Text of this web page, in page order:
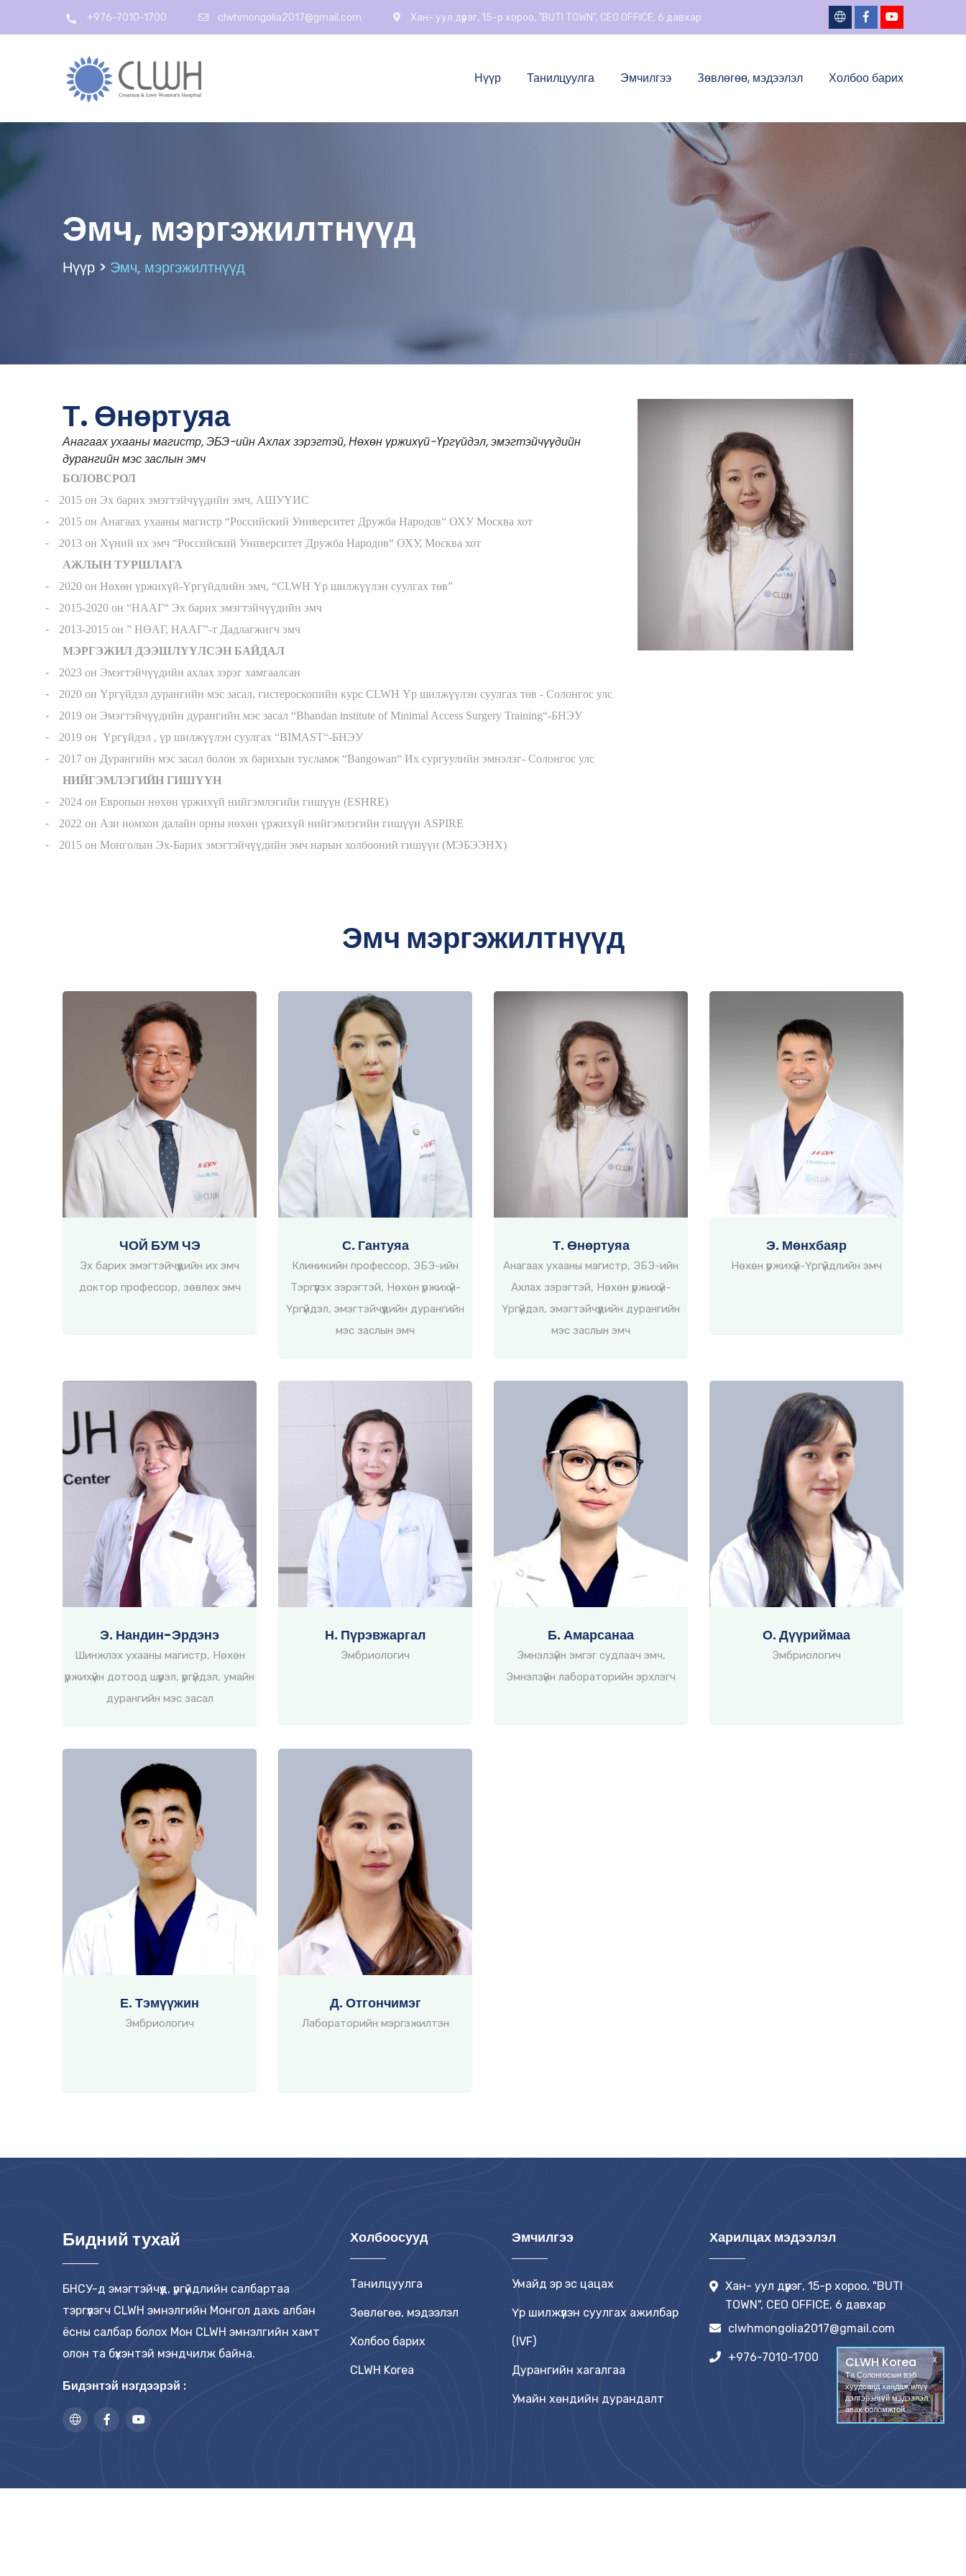
+976-7010-1700 clwhmongolia2017@gmail.com Хан- уул дүүрэг, 15-р хороо, "BUTI TOWN", CEO OFFICE, 6 давхар
Нүүр Танилцуулга Эмчилгээ Зөвлөгөө, мэдээлэл Холбоо барих
Эмч, мэргэжилтнүүд
Нүүр > Эмч, мэргэжилтнүүд
Т. Өнөртуяа
Анагаах ухааны магистр, ЭБЭ-ийн Ахлах зэрэгтэй, Нөхөн үржихүй-Үргүйдэл, эмэгтэйчүүдийн
дурангийн мэс заслын эмч
БОЛОВСРОЛ
-
2015 он Эх барих эмэгтэйчүүдийн эмч, АШУҮИС
-
2015 он Анагаах ухааны магистр “Российский Университет Дружба Народов“ ОХУ Москва хот
-
2013 он Хүний их эмч “Российский Университет Дружба Народов“ ОХУ, Москва хот
АЖЛЫН ТУРШЛАГА
-
2020 он Нөхөн үржихүй-Үргүйдлийн эмч, “CLWH Үр шилжүүлэн суулгах төв”
-
2015-2020 он “НААГ“ Эх барих эмэгтэйчүүдийн эмч
-
2013-2015 он ” НӨАГ, НААГ”-т Дадлагжигч эмч
МЭРГЭЖИЛ ДЭЭШЛҮҮЛСЭН БАЙДАЛ
-
2023 он Эмэгтэйчүүдийн ахлах зэрэг хамгаалсан
-
2020 он Үргүйдэл дурангийн мэс засал, гистероскопийн курс CLWH Үр шилжүүлэн суулгах төв - Солонгос улс
-
2019 он Эмэгтэйчүүдийн дурангийн мэс засал “Bhandan institute of Minimal Access Surgery Training“-БНЭУ
-
2019 он Үргүйдэл , үр шилжүүлэн суулгах “BIMAST“-БНЭУ
-
2017 он Дурангийн мэс засал болон эх барихын тусламж “Bangowan“ Их сургуулийн эмнэлэг- Солонгос улс
НИЙГЭМЛЭГИЙН ГИШҮҮН
-
2024 он Eвропын нөхөн үржихүй нийгэмлэгийн гишүүн (ESHRE)
-
2022 он Ази номхон далайн орны нөхөн үржихүй нийгэмлэгийн гишүүн ASPIRE
-
2015 он Монголын Эх-Барих эмэгтэйчүүдийн эмч нарын холбооний гишүүн (МЭБЭЭНХ)
Эмч мэргэжилтнүүд
ЧОЙ БУМ ЧЭ
Эх барих эмэгтэйчүүдийн их эмч
доктор профессор, зөвлөх эмч
С. Гантуяа
Клиникийн профессор, ЭБЭ-ийн
Тэргүүлэх зэрэгтэй, Нөхөн үржихүй-
Үргүйдэл, эмэгтэйчүүдийн дурангийн
мэс заслын эмч
Т. Өнөртуяа
Анагаах ухааны магистр, ЭБЭ-ийн
Ахлах зэрэгтэй, Нөхөн үржихүй-
Үргүйдэл, эмэгтэйчүүдийн дурангийн
мэс заслын эмч
Э. Мөнхбаяр
Нөхөн үржихүй-Үргүйдлийн эмч
Э. Нандин-Эрдэнэ
Шинжлэх ухааны магистр, Нөхөн
үржихүйн дотоод шүүрэл, үргүйдэл, умайн
дурангийн мэс засал
Н. Пүрэвжаргал
Эмбриологич
Б. Амарсанаа
Эмнэлзүйн эмгэг судлаач эмч,
Эмнэлзүйн лабораторийн эрхлэгч
О. Дүүриймаа
Эмбриологич
Е. Тэмүүжин
Эмбриологич
Д. Отгончимэг
Лабораторийн мэргэжилтэн
Бидний тухай
БНСУ-д эмэгтэйчүүд, үргүйдлийн салбартаа
тэргүүлэгч CLWH эмнэлгийн Монгол дахь албан
ёсны салбар болох Мон CLWH эмнэлгийн хамт
олон та бүхэнтэй мэндчилж байна.
Бидэнтэй нэгдээрэй :
Холбоосууд
Танилцуулга
Зөвлөгөө, мэдээлэл
Холбоо барих
CLWH Korea
Эмчилгээ
Умайд эр эс цацах
Үр шилжүүлэн суулгах ажилбар
(IVF)
Дурангийн хагалгаа
Умайн хөндийн дурандалт
Харилцах мэдээлэл
Хан- уул дүүрэг, 15-р хороо, "BUTI
TOWN", CEO OFFICE, 6 давхар
clwhmongolia2017@gmail.com
+976-7010-1700 X
CLWH Korea
Та Солонгосын вэб
хуудсанд хандаж илүү
дэлгэрэнгүй мэдээлэл
авах боломжтой